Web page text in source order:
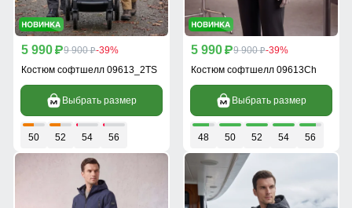
5 990 p9 900 p-39%
Костюм софтшелл 09613_2TS
Выбрать размер
50 52 54 56
5 990 p9 900 p-39%
Костюм софтшелл 09613Ch
Выбрать размер
48 50 52 54 56